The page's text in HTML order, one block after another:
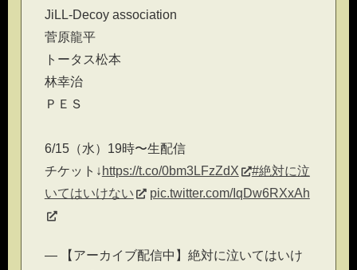
JiLL-Decoy association
菅原龍平
トータス松本
林幸治
ＰＥＳ
6/15（水）19時〜生配信
チケット↓ https://t.co/0bm3LFzZdX
#絶対に泣
いてはいけない
pic.twitter.com/IqDw6RXxAh
— 【アーカイブ配信中】絶対に泣いてはいけ